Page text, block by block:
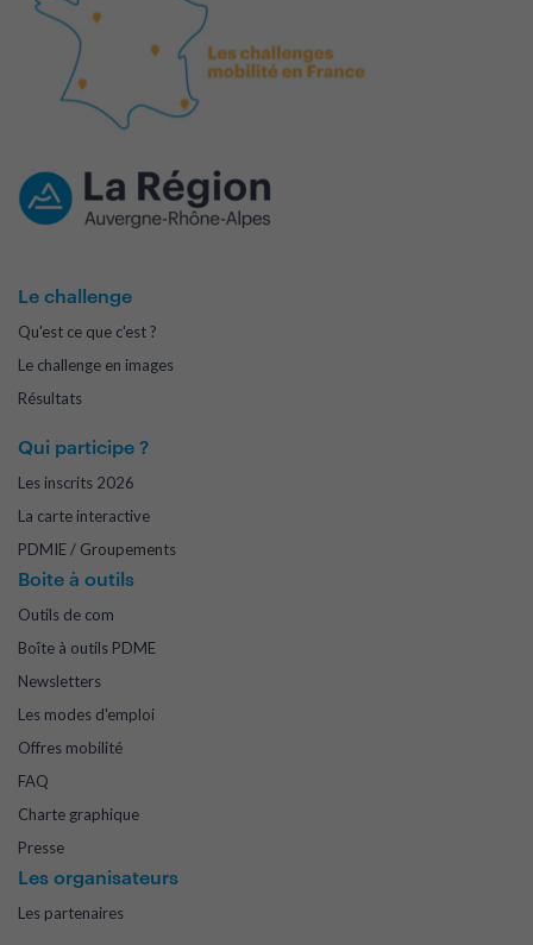
Le challenge
Qu'est ce que c'est ?
Le challenge en images
Résultats
Qui participe ?
Les inscrits 2026
La carte interactive
PDMIE / Groupements
Boite à outils
Outils de com
Boîte à outils PDME
Newsletters
Les modes d'emploi
Offres mobilité
FAQ
Charte graphique
Presse
Les organisateurs
Les partenaires